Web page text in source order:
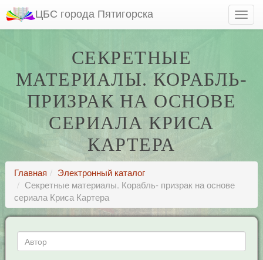
ЦБС города Пятигорска
СЕКРЕТНЫЕ
МАТЕРИАЛЫ. КОРАБЛЬ-
ПРИЗРАК НА ОСНОВЕ
СЕРИАЛА КРИСА
КАРТЕРА
Главная
Электронный каталог
Секретные материалы. Корабль- призрак на основе
сериала Криса Картера